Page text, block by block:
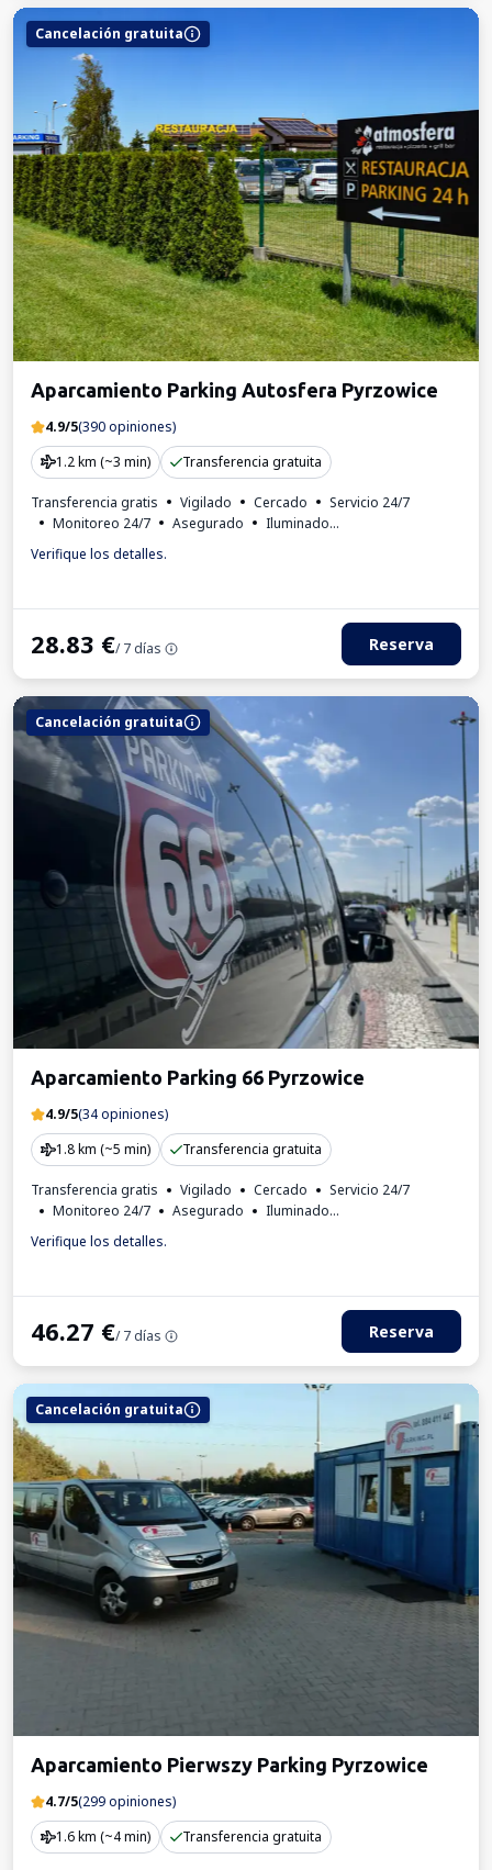
Cancelación gratuita
Aparcamiento Parking Autosfera Pyrzowice
4.9/5(390 opiniones)
1.2 km (~3 min)
Transferencia gratuita
Transferencia gratis Vigilado Cercado
Servicio 24/7
Monitoreo 24/7
Asegurado
Iluminado
Estación de carga para coches eléctricos
Lugares para autobuses
Verifique los detalles.
28.83 €/ 7 días Reserva
Cancelación gratuita
Aparcamiento Parking 66 Pyrzowice
4.9/5(34 opiniones)
1.8 km (~5 min)
Transferencia gratuita
Transferencia gratis Vigilado Cercado
Servicio 24/7
Monitoreo 24/7
Asegurado
Iluminado
Lugares para autobuses
Verifique los detalles.
46.27 €/ 7 días Reserva
Cancelación gratuita
Aparcamiento Pierwszy Parking Pyrzowice
4.7/5(299 opiniones)
1.6 km (~4 min)
Transferencia gratuita